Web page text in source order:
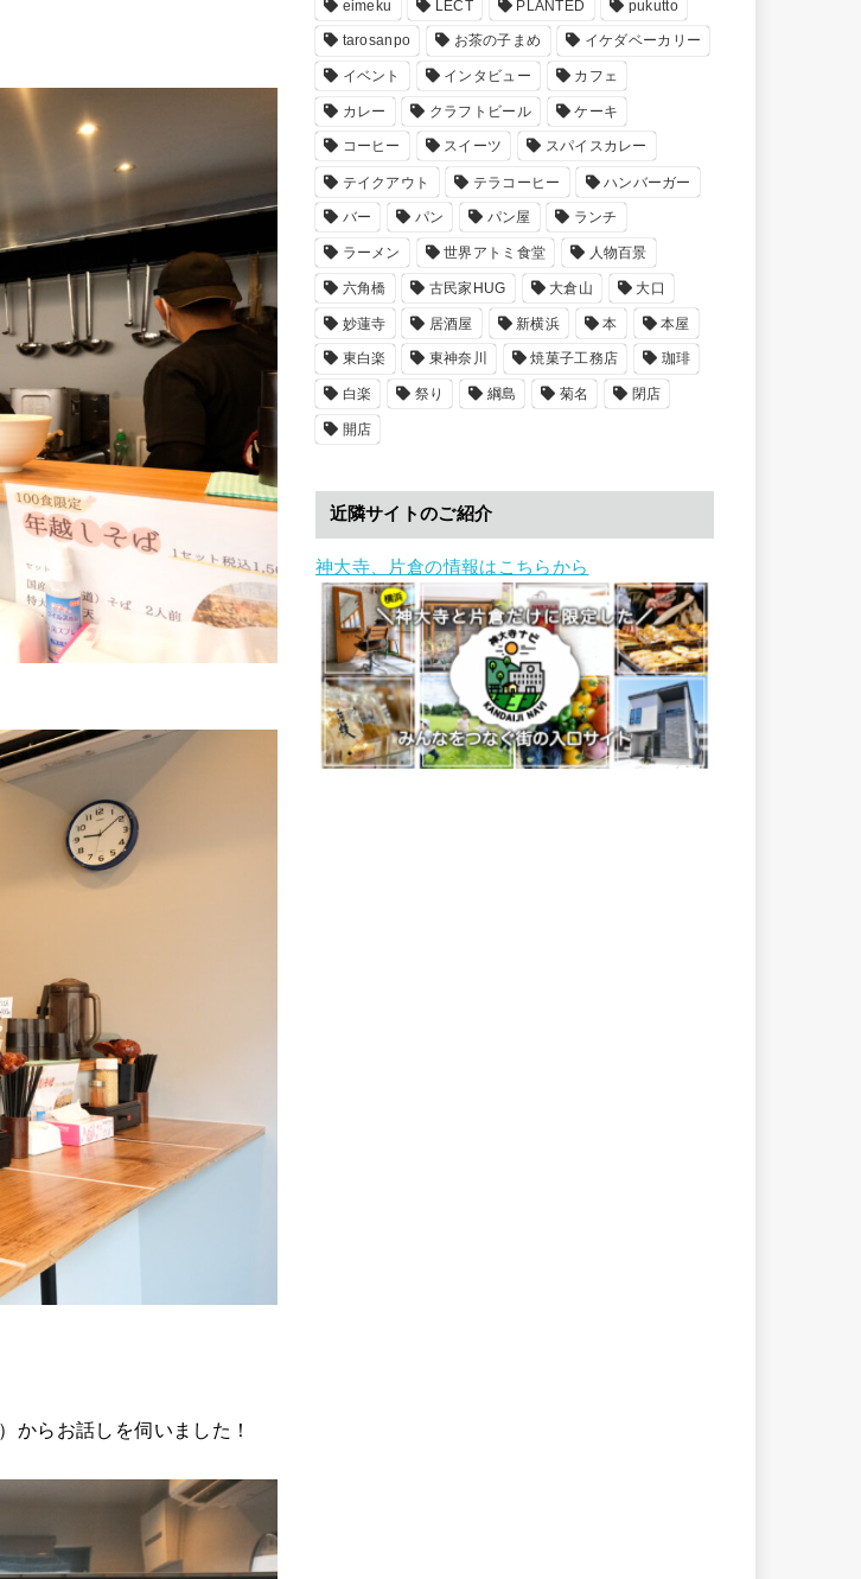
からお話しを伺いました！
eimeku LECT PLANTED pukutto
tarosanpo お茶の子まめ イケダベーカリー
イベント インタビュー カフェ
カレー クラフトビール ケーキ
コーヒー スイーツ スパイスカレー
テイクアウト テラコーヒー ハンバーガー
バー パン パン屋 ランチ
ラーメン 世界アトミ食堂 人物百景
六角橋 古民家HUG 大倉山 大口
妙蓮寺 居酒屋 新横浜 本 本屋
東白楽 東神奈川 焼菓子工務店 珈琲
白楽 祭り 綱島 菊名 閉店
開店
近隣サイトのご紹介
神大寺、片倉の情報はこちらから